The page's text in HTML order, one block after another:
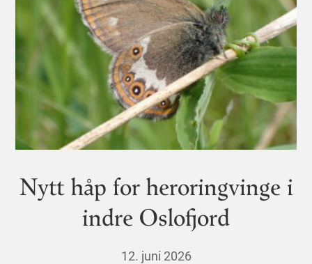
Nytt håp for heroringvinge i
indre Oslofjord
12. juni 2026